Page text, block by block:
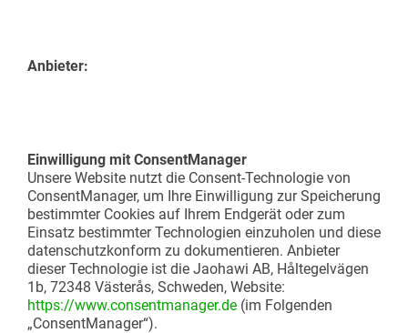
Anbieter:
Einwilligung mit ConsentManager
Unsere Website nutzt die Consent-Technologie von
ConsentManager, um Ihre Einwilligung zur Speicherung
bestimmter Cookies auf Ihrem Endgerät oder zum
Einsatz bestimmter Technologien einzuholen und diese
datenschutzkonform zu dokumentieren. Anbieter
dieser Technologie ist die Jaohawi AB, Håltegelvägen
1b, 72348 Västerås, Schweden, Website:
https://www.consentmanager.de (im Folgenden
„ConsentManager“).